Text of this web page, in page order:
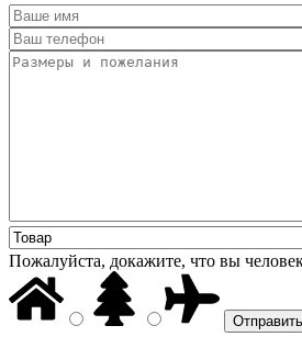
Пожалуйста, докажите, что вы